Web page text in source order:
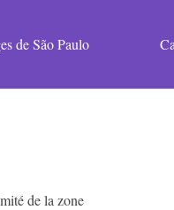
de São Paulo
de la zone